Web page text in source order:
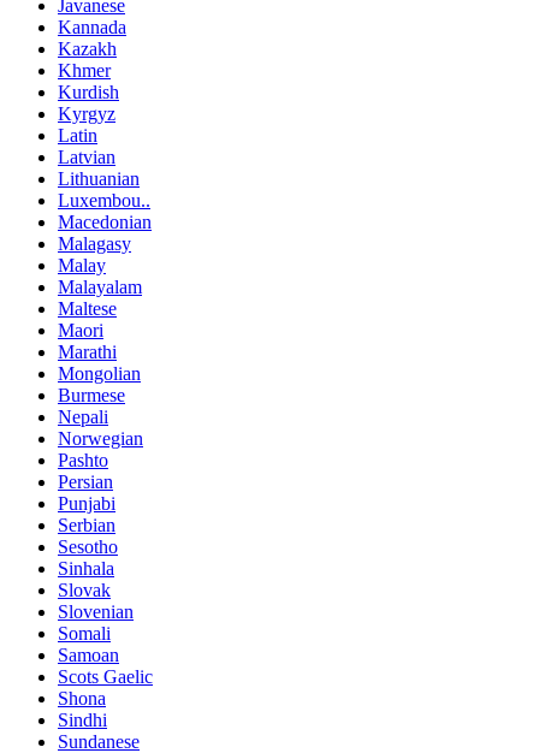
Javanese
Kannada
Kazakh
Khmer
Kurdish
Kyrgyz
Latin
Latvian
Lithuanian
Luxembou..
Macedonian
Malagasy
Malay
Malayalam
Maltese
Maori
Marathi
Mongolian
Burmese
Nepali
Norwegian
Pashto
Persian
Punjabi
Serbian
Sesotho
Sinhala
Slovak
Slovenian
Somali
Samoan
Scots Gaelic
Shona
Sindhi
Sundanese